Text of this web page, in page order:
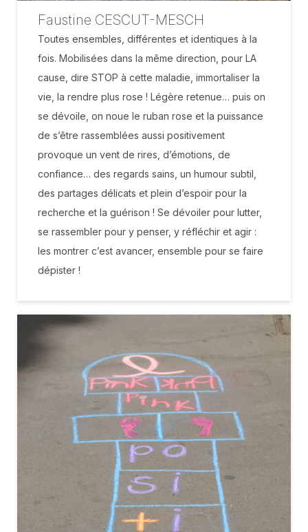
Faustine CESCUT-MESCH
Toutes ensembles, différentes et identiques à la
fois. Mobilisées dans la même direction, pour LA
cause, dire STOP à cette maladie, immortaliser la
vie, la rendre plus rose ! Légère retenue… puis on
se dévoile, on noue le ruban rose et la puissance
de s’être rassemblées aussi positivement
provoque un vent de rires, d’émotions, de
confiance… des regards sains, un humour subtil,
des partages délicats et plein d’espoir pour la
recherche et la guérison ! Se dévoiler pour lutter,
se rassembler pour y penser, y réfléchir et agir :
les montrer c’est avancer, ensemble pour se faire
dépister !